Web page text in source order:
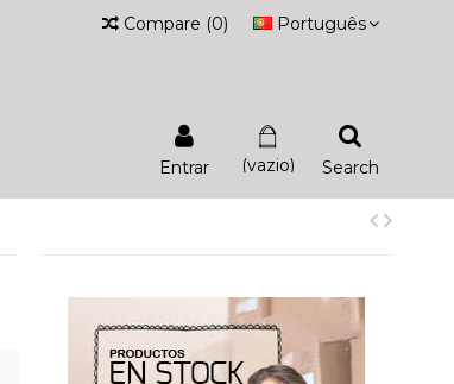
Português
Compare (0)
Search
(vazio)
Entrar